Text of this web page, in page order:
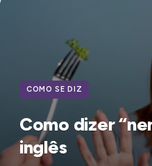
COMO SE DIZ
Como dizer
inglês